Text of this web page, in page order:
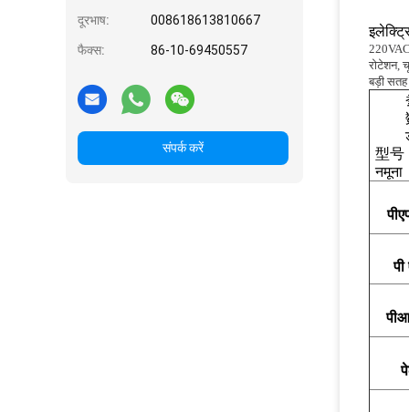
दूरभाष: 008618613810667
फैक्स: 86-10-69450557
संपर्क करें
रोटेशन,
बड़ी सतह
型号
नमूना